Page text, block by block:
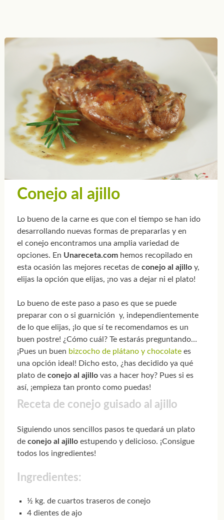
Conejo al ajillo
Lo bueno de la carne es que con el tiempo se han ido
desarrollando nuevas formas de prepararlas y en
el conejo encontramos una amplia variedad de
opciones. En Unareceta.com hemos recopilado en
esta ocasión las mejores recetas de conejo al ajillo y,
elijas la opción que elijas, ¡no vas a dejar ni el plato!
Lo bueno de este paso a paso es que se puede
preparar con o si guarnición y, independientemente
de lo que elijas, ¡lo que sí te recomendamos es un
buen postre! ¿Cómo cuál? Te estarás preguntando…
¡Pues un buen bizcocho de plátano y chocolatees
una opción ideal! Dicho esto, ¿has decidido ya qué
plato de conejo al ajillo vas a hacer hoy? Pues si es
así, ¡empieza tan pronto como puedas!
Receta de conejo guisado al ajillo
Siguiendo unos sencillos pasos te quedará un plato
de conejo al ajilloestupendo y delicioso. ¡Consigue
todos los ingredientes!
Ingredientes:
½ kg. de cuartos traseros de conejo
4 dientes de ajo